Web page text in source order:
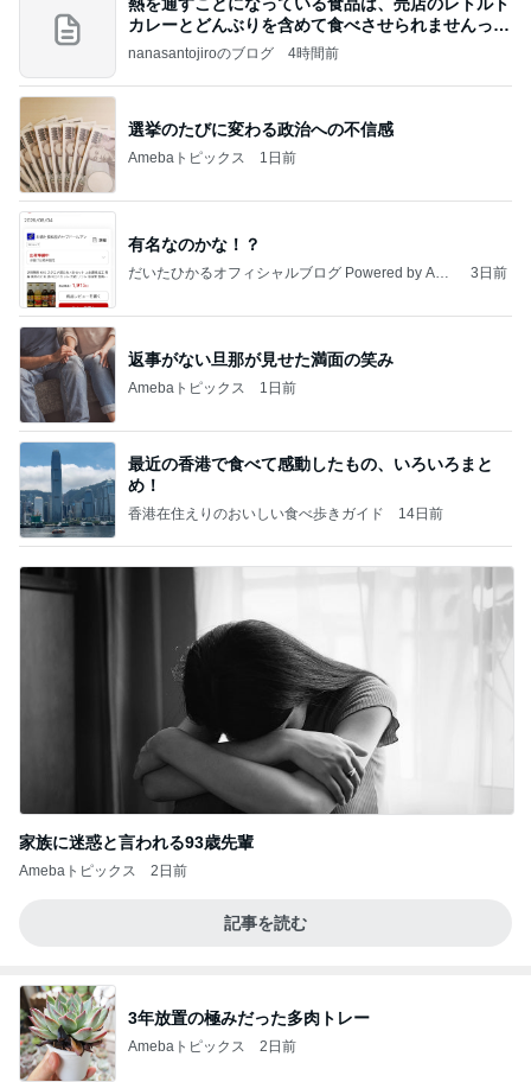
カレーとどんぶりを含めて食べさせられませんっ
て、男
nanasantojiroのブログ 4時間前
選挙のたびに変わる政治への不信感
Amebaトピックス 1日前
有名なのかな！？
だいたひかるオフィシャルブログ Powered by Ame
3日前
返事がない旦那が見せた満面の笑み
Amebaトピックス 1日前
最近の香港で食べて感動したもの、いろいろまと
め！
香港在住えりのおいしい食べ歩きガイド 14日前
家族に迷惑と言われる93歳先輩
Amebaトピックス 2日前
記事を読む
3年放置の極みだった多肉トレー
Amebaトピックス 2日前